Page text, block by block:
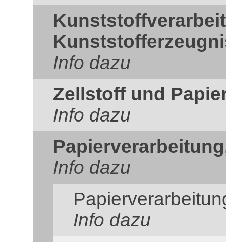
Info dazu
Zellstoff und
Info dazu
Info dazu
Info dazu